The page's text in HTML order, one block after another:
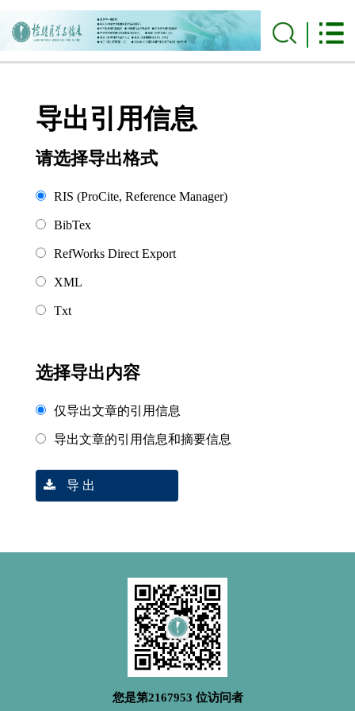
导出引用信息
请选择导出格式
RIS (ProCite, Reference Manager)
BibTex
RefWorks Direct Export
XML
Txt
选择导出内容
仅导出文章的引用信息
导出文章的引用信息和摘要信息
导 出
您是第2167953 位访问者